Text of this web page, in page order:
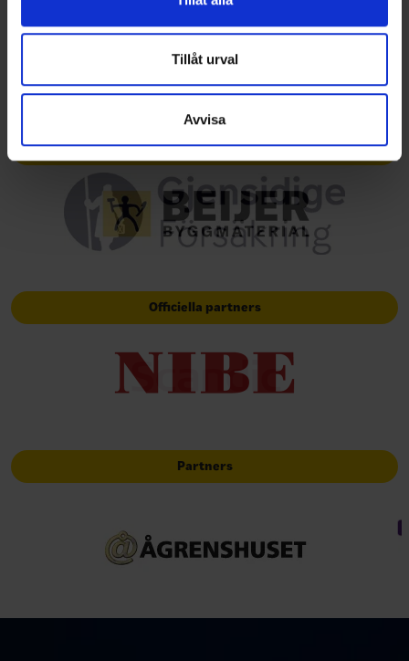
annons- och analysföretag som vi samarbetar med.
Dessa kan i sin tur kombinera informationen med annan
information som du har tillhandahållit eller som de har
samlat in när du har använt deras tjänster.
Tillåt urval
Avvisa
Huvudpartners
Officiella partners
Partners